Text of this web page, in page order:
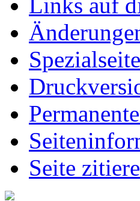
Links auf
Seite